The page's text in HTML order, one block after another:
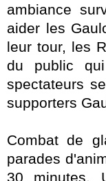
ambiance
aider les
leur tour, les
du public
spectateurs
supporters
Combat de
parades
30 minutes.